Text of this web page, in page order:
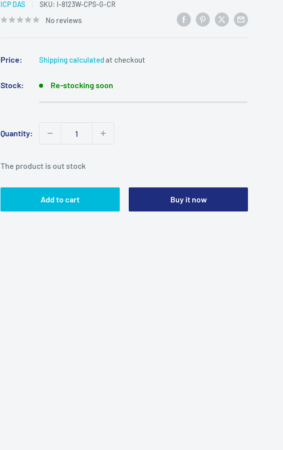
ICP DAS SKU: I-8123W-CPS-G-CR
No reviews
Price: Shipping calculatedat checkout
Stock: Re-stocking soon
Quantity:
The product is out stock
Add to cart Buy it now